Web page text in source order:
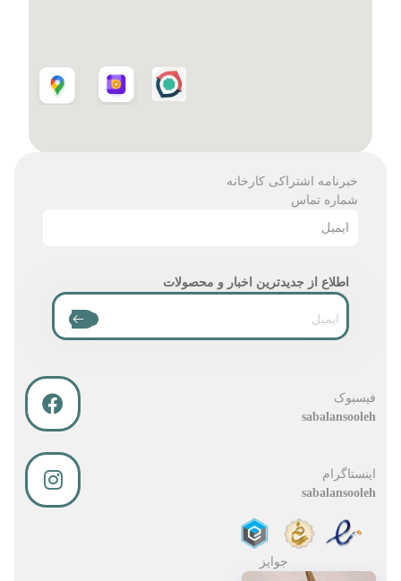
خبرنامه اشتراکی کارخانه
شماره تماس
ایمیل
اطلاع از جدیدترین اخبار و محصولات
فیسبوک
sabalansooleh
اینستاگرام
sabalansooleh
جوایز